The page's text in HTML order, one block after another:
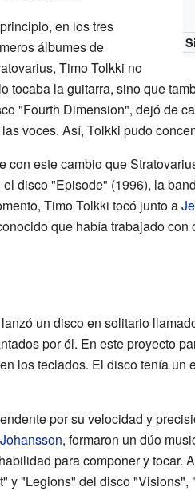
en los tres
álbumes de
Timo Tolkki no
tocaba la guitarra, sino que
"Fourth Dimension", dejó de
voces. Así, Tolkki pudo
con este cambio que
el disco "Episode" (1996), la
Timo Tolkki tocó junto a
que había trabajado con
un disco en solitario
por él. En este proyecto
los teclados. El disco tenía
por su velocidad y
, formaron un dúo
para componer y tocar.
y "Legions" del disco